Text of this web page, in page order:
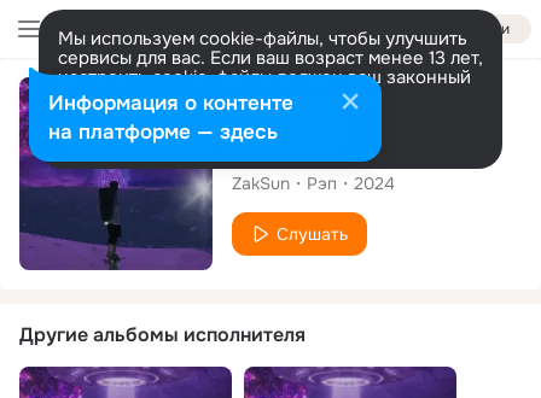
Войти
Мы используем cookie-файлы, чтобы улучшить
сервисы для вас. Если ваш возраст менее 13 лет,
настроить cookie-файлы должен ваш законный
представитель. Больше информации
Разрешить все Настроить
Сингл
David Beckham
ZakSun Рэп 2024
Слушать
Другие альбомы исполнителя
Информация о контенте
на платформе — здесь